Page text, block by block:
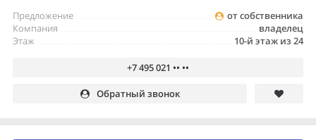
от собственника
Предложение
владелец
Компания
10-й этаж из 24
Этаж
+7 495 021 •• ••
Обратный звонок